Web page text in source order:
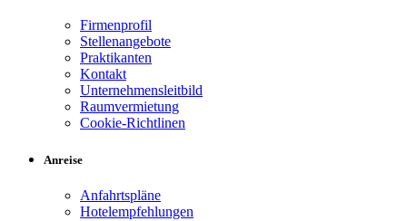
Firmenprofil
Stellenangebote
Praktikanten
Kontakt
Unternehmensleitbild
Raumvermietung
Cookie-Richtlinen
Anreise
Anfahrtspläne
Hotelempfehlungen